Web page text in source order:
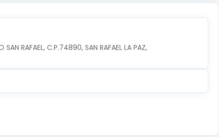
SAN RAFAEL, C.P.74890, SAN RAFAEL LA PAZ,